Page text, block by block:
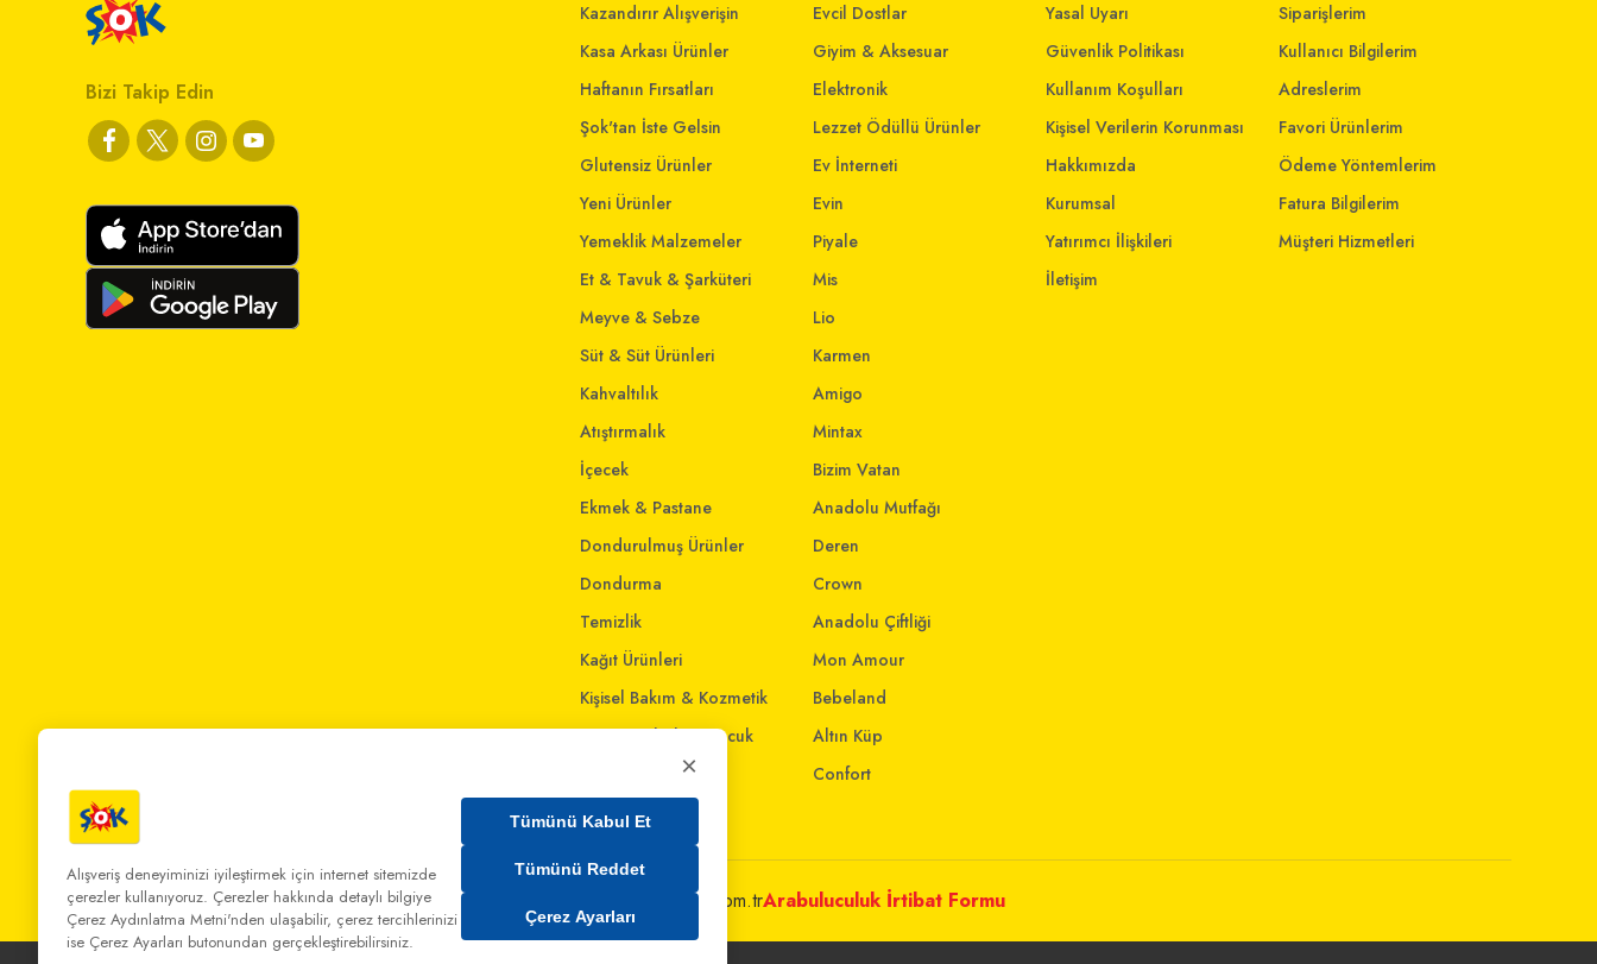
Bizi Takip Edin
Kazandırır Alışverişin
Kasa Arkası Ürünler
Haftanın Fırsatları
Şok'tan İste Gelsin
Glutensiz Ürünler
Yeni Ürünler
Yemeklik Malzemeler
Et & Tavuk & Şarküteri
Meyve & Sebze
Süt & Süt Ürünleri
Kahvaltılık
Atıştırmalık
İçecek
Ekmek & Pastane
Dondurulmuş Ürünler
Dondurma
Temizlik
Kağıt Ürünleri
Kişisel Bakım & Kozmetik
Anne - Bebek & Çocuk
Ev & Yaşam
Evcil Dostlar
Giyim & Aksesuar
Elektronik
Lezzet Ödüllü Ürünler
Ev İnterneti
Evin
Piyale
Mis
Lio
Karmen
Amigo
Mintax
Bizim Vatan
Anadolu Mutfağı
Deren
Crown
Anadolu Çiftliği
Mon Amour
Bebeland
Altın Küp
Confort
Yasal Uyarı
Güvenlik Politikası
Kullanım Koşulları
Kişisel Verilerin Korunması
Hakkımızda
Kurumsal
Yatırımcı İlişkileri
İletişim
Siparişlerim
Kullanıcı Bilgilerim
Adreslerim
Favori Ürünlerim
Ödeme Yöntemlerim
Fatura Bilgilerim
Müşteri Hizmetleri
Bizi Arayın:0 850 808 00 00Bize Yazın: musterihizmetleri@mim.sokmarket.com.trArabuluculuk İrtibat Formu
×
Alışveriş deneyiminizi iyileştirmek için internet sitemizde
çerezler kullanıyoruz. Çerezler hakkında detaylı bilgiye
Çerez Aydınlatma Metni'nden ulaşabilir, çerez tercihlerinizi
ise Çerez Ayarları butonundan gerçekleştirebilirsiniz.
Tümünü Kabul Et
Tümünü Reddet
Çerez Ayarları